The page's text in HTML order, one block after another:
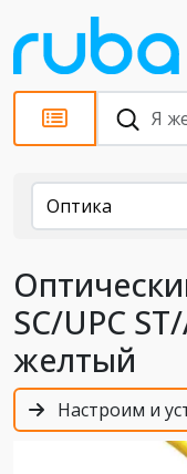
Каталог
Оптика
SC/UPC
желтый
Настроим и